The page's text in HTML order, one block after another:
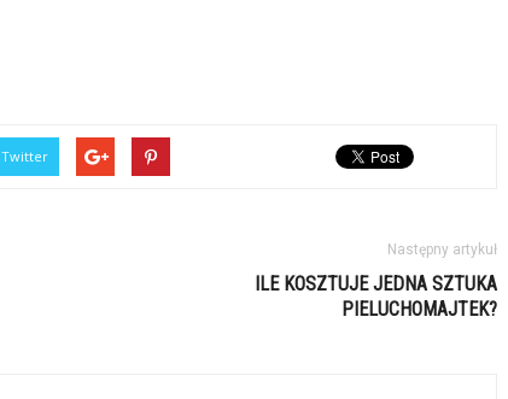
Twitter
Następny artykuł
ILE KOSZTUJE JEDNA SZTUKA
PIELUCHOMAJTEK?